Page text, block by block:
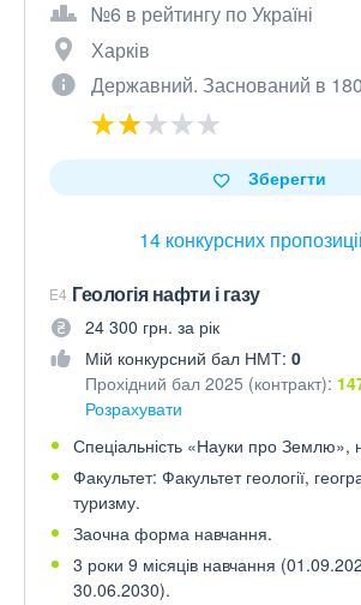
№6 в рейтингу по Україні
Харків
Державний. Заснований в
14 конкурсних
Зберегти
E4 Геологія нафти і газу
24 300 грн. за рік
Мій конкурсний бал НМТ: 0
Прохідний бал 2025 (контракт):
Розрахувати
Спеціальність «Науки про Землю»,
Факультет: Факультет геології,
туризму.
Заочна форма навчання.
3 роки 9 місяців навчання
30.06.2030).